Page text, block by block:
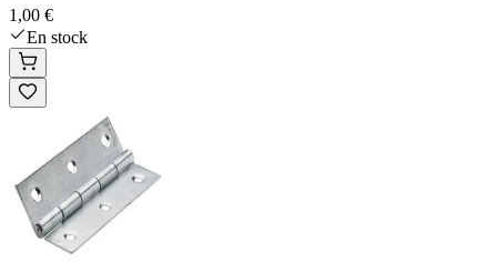
1,00 €
En stock